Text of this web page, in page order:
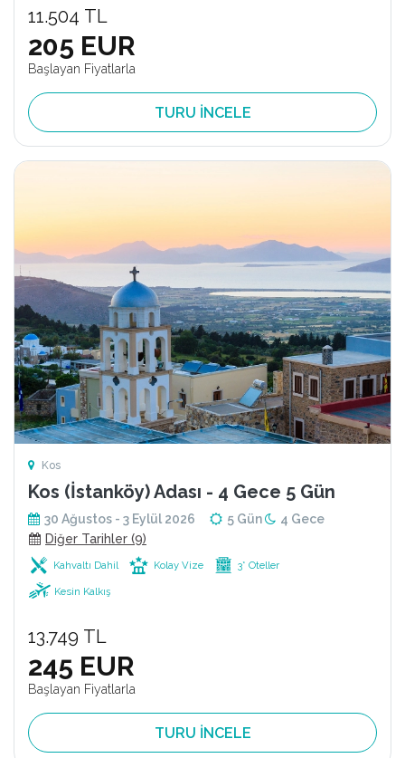
11.504 TL
205 EUR
Başlayan Fiyatlarla
TURU İNCELE
Kos
Kos (İstanköy) Adası - 4 Gece 5 Gün
30 Ağustos - 3 Eylül 2026 5 Gün
4 Gece
Diğer Tarihler (9)
Kahvaltı Dahil Kolay Vize 3* Oteller
Kesin Kalkış
13.749 TL
245 EUR
Başlayan Fiyatlarla
TURU İNCELE